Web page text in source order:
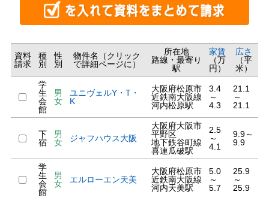
資料
請求
種
別
性
別
物件名（クリック
で詳細ページに）
所在地
路線・最寄り
駅
家賃
（万
円）
広さ
（平
米）
学
生
会
館
男
女
ユニヴェルY・T・
K
大阪府松原市
近鉄南大阪線
河内松原駅
3.4
～
4.3
21.1
～
21.1
下
宿
男
女
ジャフハウス大阪
大阪府大阪市
平野区
地下鉄谷町線
喜連瓜破駅
2.5
～
4.1
9.9～
9.9
学
生
会
館
男
女
エルローエン天美
大阪府松原市
近鉄南大阪線
河内天美駅
5.0
～
5.7
25.9
～
25.9